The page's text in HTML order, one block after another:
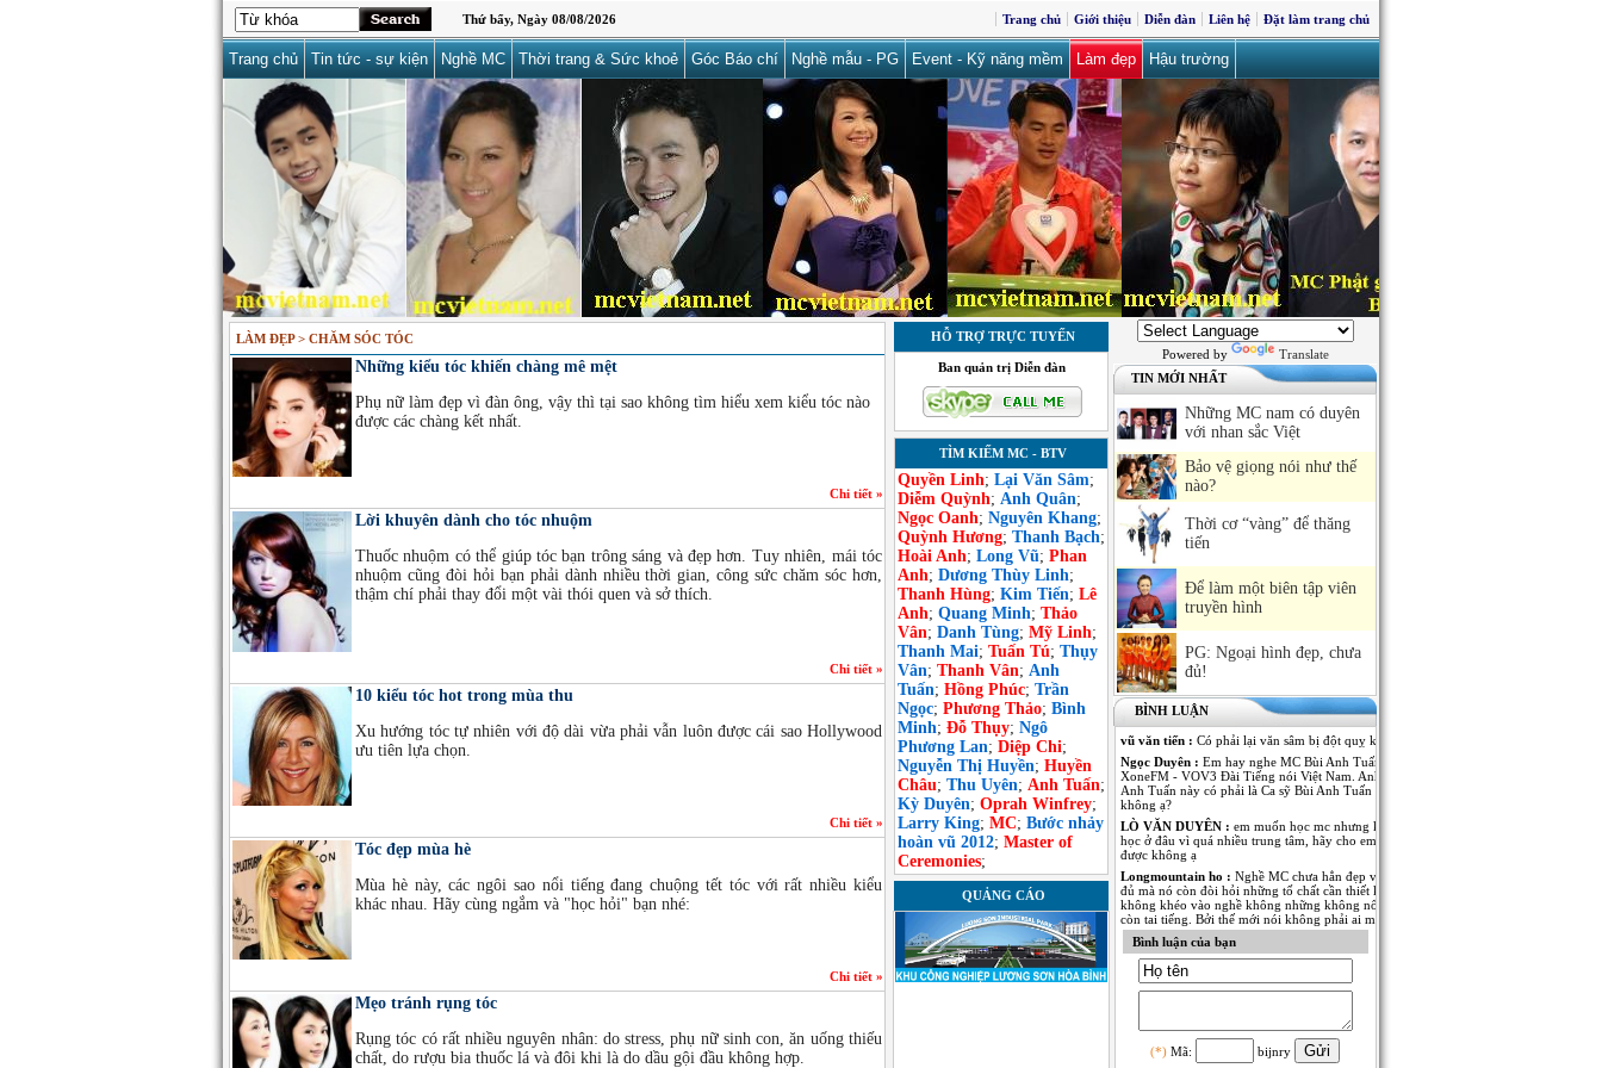
Thứ bẩy, Ngày 08/08/2026 Trang chủ Giới thiệu Diễn đàn Liên hệ Đặt làm trang chủ
Trang chủ Tin tức - sự kiện Nghề MC Thời trang & Sức khoẻ Góc Báo chí Nghề mẫu - PG Event - Kỹ năng mềm Làm đẹp Hậu trường
LÀM ĐẸP > CHĂM SÓC TÓC
Những kiểu tóc khiến chàng mê mệt
Phụ nữ làm đẹp vì đàn ông, vậy thì tại sao không tìm hiểu xem kiểu tóc nào
được các chàng kết nhất.
Chi tiết »
Lời khuyên dành cho tóc nhuộm
Thuốc nhuộm có thể giúp tóc bạn trông sáng và đẹp hơn. Tuy nhiên, mái tóc
nhuộm cũng đòi hỏi bạn phải dành nhiều thời gian, công sức chăm sóc hơn,
thậm chí phải thay đổi một vài thói quen và sở thích.
Chi tiết »
10 kiểu tóc hot trong mùa thu
Xu hướng tóc tự nhiên với độ dài vừa phải vẫn luôn được cái sao Hollywood
ưu tiên lựa chọn.
Chi tiết »
Tóc đẹp mùa hè
Mùa hè này, các ngôi sao nổi tiếng đang chuộng tết tóc với rất nhiều kiểu
khác nhau. Hãy cùng ngắm và "học hỏi" bạn nhé:
Chi tiết »
Mẹo tránh rụng tóc
Rụng tóc có rất nhiều nguyên nhân: do stress, phụ nữ sinh con, ăn uống thiếu
chất, do rượu bia thuốc lá và đôi khi là do dầu gội đầu không hợp.
HỖ TRỢ TRỰC TUYẾN
Ban quản trị Diễn đàn
TÌM KIẾM MC - BTV
Quyền Linh; Lại Văn Sâm;
Diễm Quỳnh; Anh Quân;
Ngọc Oanh; Nguyên Khang;
Quỳnh Hương; Thanh Bạch;
Hoài Anh; Long Vũ; Phan
Anh; Dương Thùy Linh;
Thanh Hùng; Kim Tiến; Lê
Anh; Quang Minh; Thảo
Vân; Danh Tùng; Mỹ Linh;
Thanh Mai; Tuấn Tú; Thụy
Vân; Thanh Vân; Anh
Tuấn; Hồng Phúc; Trần
Ngọc; Phương Thảo; Bình
Minh; Đỗ Thụy; Ngô
Phương Lan; Diệp Chi;
Nguyễn Thị Huyền; Huyền
Châu; Thu Uyên; Anh Tuấn;
Kỳ Duyên; Oprah Winfrey;
Larry King; MC; Bước nhảy
hoàn vũ 2012; Master of
Ceremonies;
QUẢNG CÁO
Powered by
Translate
TIN MỚI NHẤT
Những MC nam có duyên
với nhan sắc Việt
Bảo vệ giọng nói như thế
nào?
Thời cơ “vàng” để thăng
tiến
Để làm một biên tập viên
truyền hình
PG: Ngoại hình đẹp, chưa
đủ!
BÌNH LUẬN
vũ văn tiến : Có phải lại văn sâm bị đột quỵ không
Ngọc Duyên : Em hay nghe MC Bùi Anh Tuấn dẫn Kênh
XoneFM - VOV3 Đài Tiếng nói Việt Nam. Anh MC Bùi
Anh Tuấn này có phải là Ca sỹ Bùi Anh Tuấn - The Voice
không ạ?
LÒ VĂN DUYÊN : em muốn học mc nhưng không biết
học ở đâu vì quá nhiều trung tâm, hãy cho em lời khuyên
được không ạ
Longmountain ho : Nghề MC chưa hẳn đẹp và nổi tiếng là
đủ mà nó còn đòi hỏi những tố chất cần thiết khác. nếu
không khéo vào nghề không những không nổi tiếng mà
còn tai tiếng. Bởi thế mới nói không phải ai muốn làm MC
cũng được.
Anh Kim :Em muốn có thêm thông tin về MC Thái Dương
của Đài PT-TH Long An. Anh ấy dẫn rất nhiều thể loại
chương trình từ thời sự đến giải trí đều rất thu hút. Mong
Ngô Thu Thủy :Mỗi người một vẻ, 10 phân vẹn...9.5 :).
Mỗi người đã thể hiện rất tốt trong vị trí của mình! Chúc
các anh chị thành công và cố gắng hơn nữa trong nghề MC
Bình luận của bạn
(*) Mã: bijnry